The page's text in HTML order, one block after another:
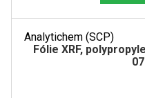
Analytichem (SCP)
Fólie XRF,